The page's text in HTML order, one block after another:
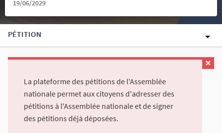
19/06/2029
PÉTITION
La plateforme des pétitions de l'Assemblée
nationale permet aux citoyens d'adresser des
pétitions à l'Assemblée nationale et de signer
des pétitions déjà déposées.